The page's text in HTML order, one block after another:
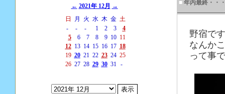
← 2021年 12月 →
日
月 火 水 木 金 土
-
- - 1 2 3
4
5
6 7 8 9 10 11
12 13 14 15 16 17 18
19 20 21 22 23 24 25
26 27 28 29 30 31 -
■ 年内最終・・
野宿で
なんか
って事